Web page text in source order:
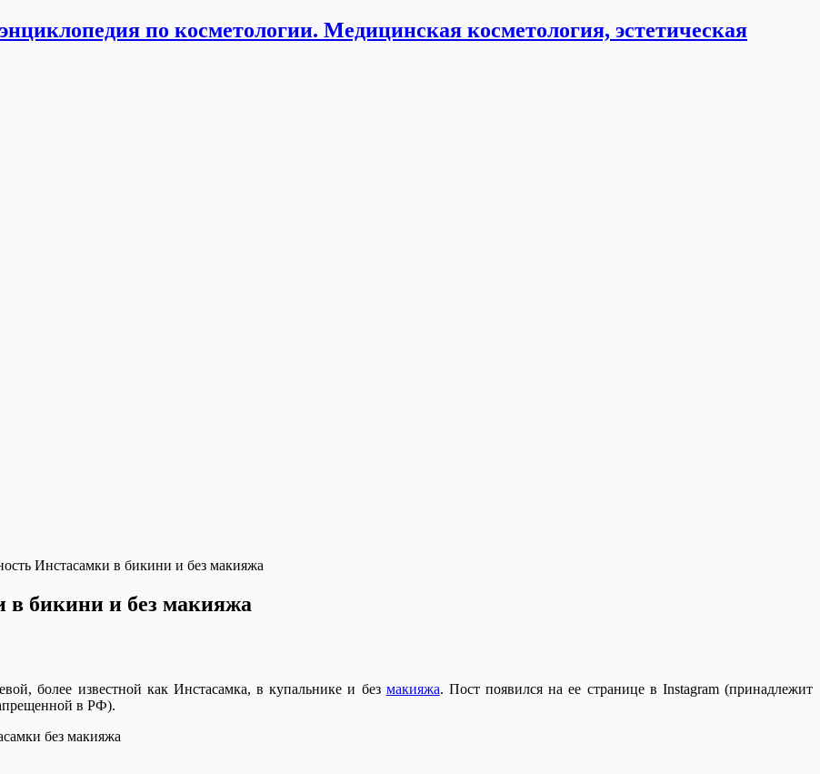
по косметологии. Медицинская косметология, эстетическая
Инстасамки в бикини и без макияжа
в бикини и без макияжа
более известной как Инстасамка, в купальнике и без макияжа. Пост появился на ее странице в Instagram (принадлежит
в РФ).